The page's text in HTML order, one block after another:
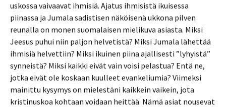
uskossa vaivaavat ihmisiä. Ajatus ihmisistä ikuisessa
piinassa ja Jumala sadistisen näköisenä ukkona pilven
reunalla on monen suomalaisen mielikuva asiasta. Miksi
Jeesus puhui niin paljon helvetistä? Miksi Jumala lähettää
ihmisiä helvettiin? Miksi ikuinen piina ajallisesti ”lyhyistä”
synneistä? Miksi kaikki eivät vain voisi pelastua? Entä ne,
jotka eivät ole koskaan kuulleet evankeliumia? Viimeksi
mainittu kysymys on mielestäni kaikkein vaikein, jota
kristinuskoa kohtaan voidaan heittää. Nämä asiat nousevat